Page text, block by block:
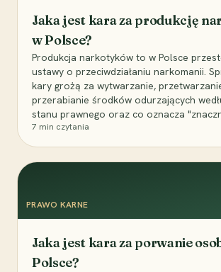
Jaka jest kara za produkcję
w Polsce?
Produkcja narkotyków to w Polsce
ustawy o przeciwdziałaniu narkomanii.
kary grożą za wytwarzanie,
przerabianie środków odurzających
stanu prawnego oraz co oznacza
7 min czytania
PRAWO KARNE
Jaka jest kara za porwanie
Polsce?